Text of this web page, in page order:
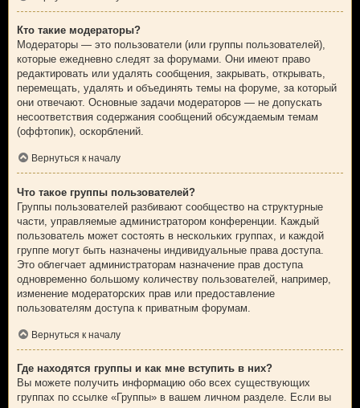
Кто такие модераторы?
Модераторы — это пользователи (или группы пользователей),
которые ежедневно следят за форумами. Они имеют право
редактировать или удалять сообщения, закрывать, открывать,
перемещать, удалять и объединять темы на форуме, за который
они отвечают. Основные задачи модераторов — не допускать
несоответствия содержания сообщений обсуждаемым темам
(оффтопик), оскорблений.
Вернуться к началу
Что такое группы пользователей?
Группы пользователей разбивают сообщество на структурные
части, управляемые администратором конференции. Каждый
пользователь может состоять в нескольких группах, и каждой
группе могут быть назначены индивидуальные права доступа.
Это облегчает администраторам назначение прав доступа
одновременно большому количеству пользователей, например,
изменение модераторских прав или предоставление
пользователям доступа к приватным форумам.
Вернуться к началу
Где находятся группы и как мне вступить в них?
Вы можете получить информацию обо всех существующих
группах по ссылке «Группы» в вашем личном разделе. Если вы